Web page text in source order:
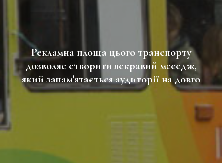
Рекламна площа цього транспорту
дозволяє створити яскравий меседж,
який запам'ятається аудиторії на довго